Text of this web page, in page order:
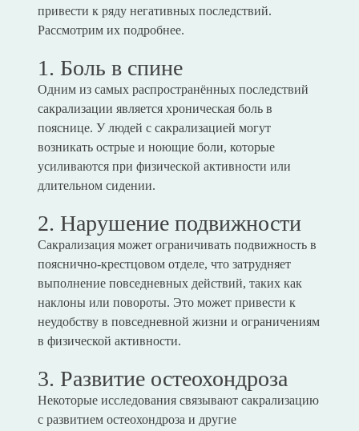
привести к ряду негативных последствий.
Рассмотрим их подробнее.
1. Боль в спине
Одним из самых распространённых последствий
сакрализации является хроническая боль в
пояснице. У людей с сакрализацией могут
возникать острые и ноющие боли, которые
усиливаются при физической активности или
длительном сидении.
2. Нарушение подвижности
Сакрализация может ограничивать подвижность в
пояснично-крестцовом отделе, что затрудняет
выполнение повседневных действий, таких как
наклоны или повороты. Это может привести к
неудобству в повседневной жизни и ограничениям
в физической активности.
3. Развитие остеохондроза
Некоторые исследования связывают сакрализацию
с развитием остеохондроза и другие